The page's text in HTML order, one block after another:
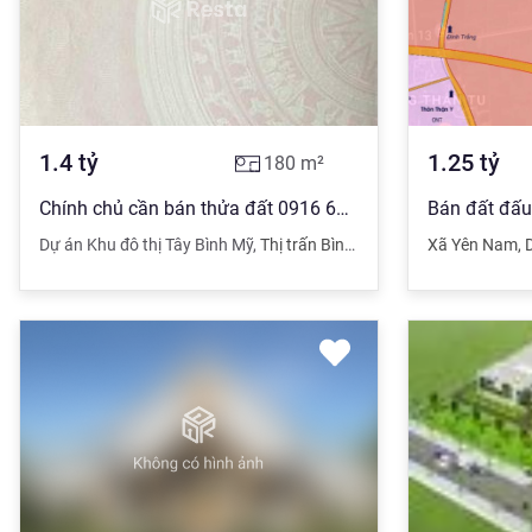
1.4 tỷ 180 m²
Chính chủ cần bán thửa đất 0916 605 *** diện tích 180m2
Dự án Khu đô thị Tây Bình Mỹ, Thị trấn Bình Mỹ Bình Lục ,Hà Nam
1.25 tỷ
Xã Yên Nam,